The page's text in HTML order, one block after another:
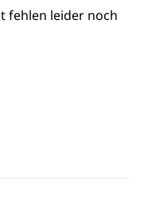
fehlen leider noch